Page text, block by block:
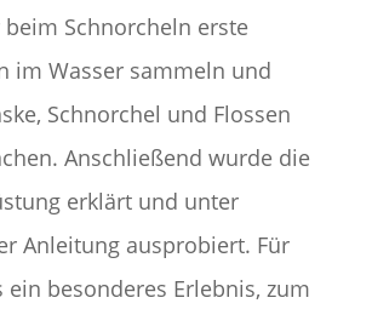
Schnorcheln erste
im Wasser sammeln und
Schnorchel und Flossen
Anschließend wurde die
erklärt und unter
Anleitung ausprobiert. Für
ein besonderes Erlebnis, zum